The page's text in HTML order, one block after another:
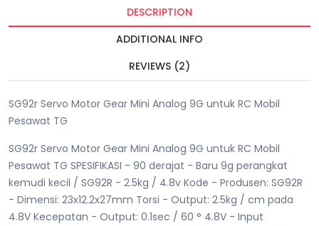
DESCRIPTION
ADDITIONAL INFO
REVIEWS (2)
SG92r Servo Motor Gear Mini Analog 9G untuk RC Mobil
Pesawat TG
SG92r Servo Motor Gear Mini Analog 9G untuk RC Mobil
Pesawat TG SPESIFIKASI - 90 derajat - Baru 9g perangkat
kemudi kecil / SG92R - 2.5kg / 4.8v Kode - Produsen: SG92R
- Dimensi: 23x12.2x27mm Torsi - Output: 2.5kg / cm pada
4.8V Kecepatan - Output: 0.1sec / 60 ° 4.8V - Input